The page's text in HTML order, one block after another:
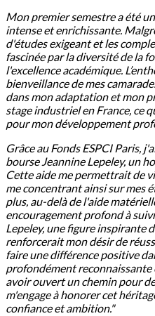
Mon premier semestre a été
intense et enrichissante.
d'études exigeant et les
fascinée par la diversité de la
l'excellence académique.
bienveillance de mes
dans mon adaptation et mon
stage industriel en France, ce
pour mon développement
Grâce au Fonds ESPCI Paris,
bourse Jeannine Lepeley, un
Cette aide me permettrait de
me concentrant ainsi sur mes
plus, au-delà de l'aide
encouragement profond à
Lepeley, une figure inspirante
renforcerait mon désir de
faire une différence positive
profondément reconnaissante
avoir ouvert un chemin pour
m'engage à honorer cet
confiance et ambition."